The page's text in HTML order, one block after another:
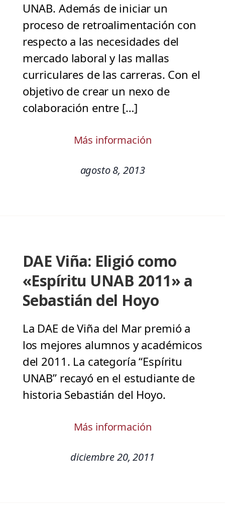
UNAB. Además de iniciar un
proceso de retroalimentación con
respecto a las necesidades del
mercado laboral y las mallas
curriculares de las carreras. Con el
objetivo de crear un nexo de
colaboración entre […]
Más información
agosto 8, 2013
DAE Viña: Eligió como
«Espíritu UNAB 2011» a
Sebastián del Hoyo
La DAE de Viña del Mar premió a
los mejores alumnos y académicos
del 2011. La categoría “Espíritu
UNAB” recayó en el estudiante de
historia Sebastián del Hoyo.
Más información
diciembre 20, 2011